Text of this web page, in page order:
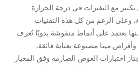
مع التغيرات في درجة الحرارة
وعلى الرغم من كل هذه التقنيات
منها يعتمد على أنماط منقوشة يدويًا تُعرف
باسم عمل guilloche وأقراص مينا مصنوعة بعناية فائقة.
اختبارات الغوص الصارمة وفق المعيار